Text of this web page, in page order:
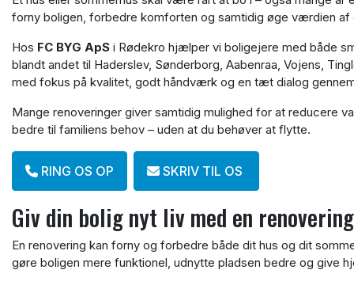
forny boligen, forbedre komforten og samtidig øge værdien af
Hos FC BYG ApS i Rødekro hjælper vi boligejere med både
blandt andet til Haderslev, Sønderborg, Aabenraa, Vojens,
med fokus på kvalitet, godt håndværk og en tæt dialog
Mange renoveringer giver samtidig mulighed for at reducere
bedre til familiens behov – uden at du behøver at flytte.
RING OS OP SKRIV TIL OS
Giv din bolig nyt liv med en renovering
En renovering kan forny og forbedre både dit hus og dit
gøre boligen mere funktionel, udnytte pladsen bedre og give